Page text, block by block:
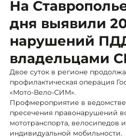
На
дня выявили
нарушений
владельцами
Двое суток в регионе
профилактическая операция
«Мото-Вело-СИМ».
Профмероприятие в
пресечения правонарушений
мототранспорта, велосипедов
индивидуальной мобильности.